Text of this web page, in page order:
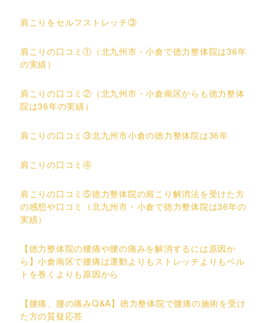
肩こりをセルフストレッチ③
肩こりの口コミ①（北九州市・小倉で徳力整体院は36年
の実績）
肩こりの口コミ②（北九州市・小倉南区からも徳力整体
院は36年の実績）
肩こりの口コミ③北九州市小倉の徳力整体院は36年
肩こりの口コミ④
肩こりの口コミ⑤徳力整体院の肩こり解消法を受けた方
の感想や口コミ（北九州市・小倉で徳力整体院は36年の
実績）
【徳力整体院の腰痛や腰の痛みを解消するには原因か
ら】小倉南区で腰痛は運動よりもストレッチよりもベル
トを巻くよりも原因から
【腰痛、腰の痛みQ&A】徳力整体院で腰痛の施術を受け
た方の質疑応答